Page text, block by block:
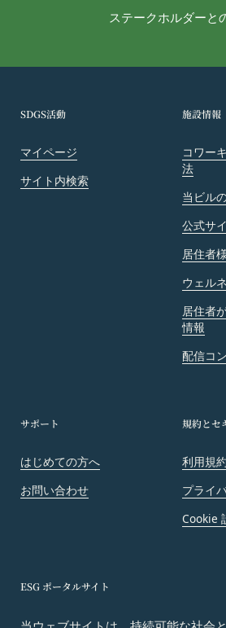
ステークホルダーと
SDGS活動
マイページ
サイト内検索
施設情報
コワー
法
当ビル
公式サ
居住者
ウェル
居住者
情報
配信コ
サポート
はじめての方へ
お問い合わせ
規約とセ
利用規約
プライ
Cookie
ESG ポータルサイト